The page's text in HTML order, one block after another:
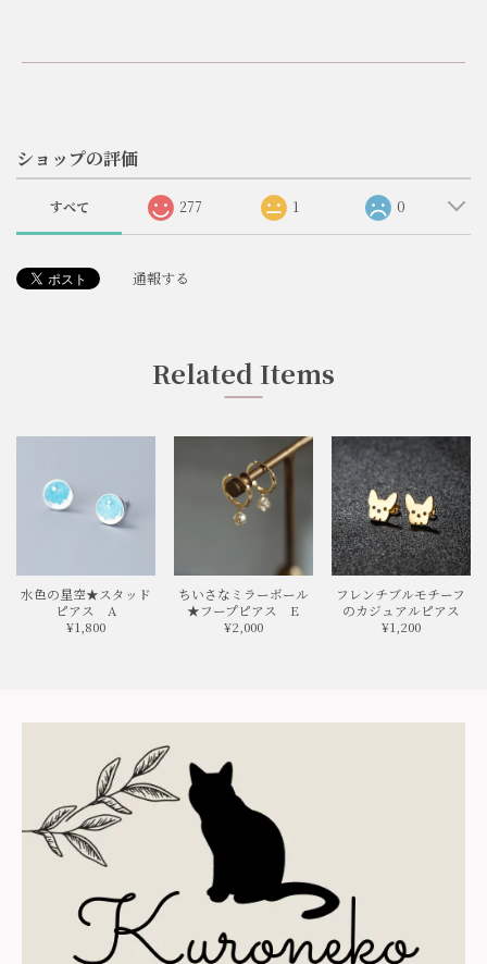
ショップの評価
すべて 277 1 0
通報する
Related Items
水色の星空★スタッド
ピアス A
¥1,800
ちいさなミラーボール
★フープピアス E
¥2,000
フレンチブルモチーフ
のカジュアルピアス
¥1,200